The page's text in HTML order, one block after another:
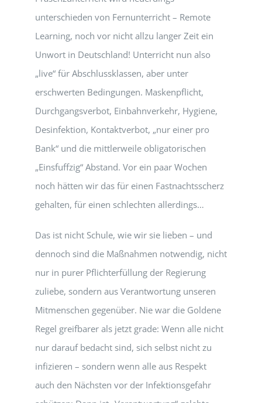
unterschieden von Fernunterricht – Remote
Learning, noch vor nicht allzu langer Zeit ein
Unwort in Deutschland! Unterricht nun also
„live“ für Abschlussklassen, aber unter
erschwerten Bedingungen. Maskenpflicht,
Durchgangsverbot, Einbahnverkehr, Hygiene,
Desinfektion, Kontaktverbot, „nur einer pro
Bank“ und die mittlerweile obligatorischen
„Einsfuffzig“ Abstand. Vor ein paar Wochen
noch hätten wir das für einen Fastnachtsscherz
gehalten, für einen schlechten allerdings…
Das ist nicht Schule, wie wir sie lieben – und
dennoch sind die Maßnahmen notwendig, nicht
nur in purer Pflichterfüllung der Regierung
zuliebe, sondern aus Verantwortung unseren
Mitmenschen gegenüber. Nie war die Goldene
Regel greifbarer als jetzt grade: Wenn alle nicht
nur darauf bedacht sind, sich selbst nicht zu
infizieren – sondern wenn alle aus Respekt
auch den Nächsten vor der Infektionsgefahr